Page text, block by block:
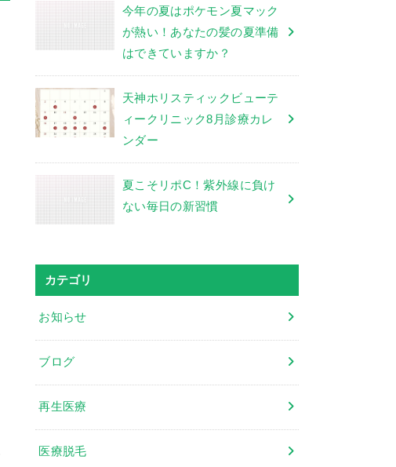
今年の夏はポケモン夏マック
が熱い！あなたの髪の夏準備
はできていますか？
天神ホリスティックビューテ
ィークリニック8月診療カレ
ンダー
夏こそリポC！紫外線に負け
ない毎日の新習慣
カテゴリ
お知らせ
ブログ
再生医療
医療脱毛